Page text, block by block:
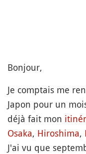
Bonjour,
Je comptais me
Japon pour un
déjà fait mon
Osaka, Hiroshima,
J'ai vu que